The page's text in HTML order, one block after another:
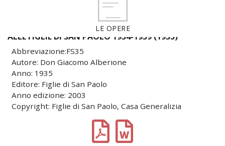
LE OPERE
ALLE FIGLIE DI SAN PAOLO 1934-1939 (1935)
Abbreviazione:FS35
Autore: Don Giacomo Alberione
Anno: 1935
Editore: Figlie di San Paolo
Anno edizione: 2003
Copyright: Figlie di San Paolo, Casa Generalizia